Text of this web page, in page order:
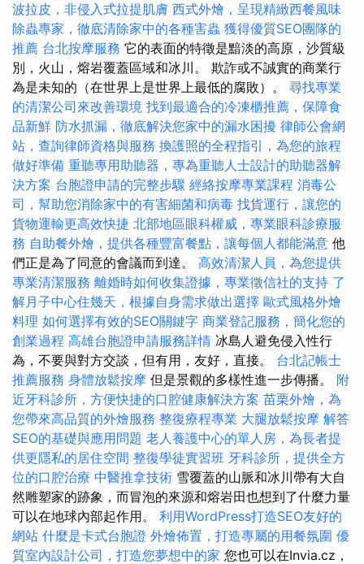
波拉皮，非侵入式拉提肌膚 西式外燴，呈現精緻西餐風味
除蟲專家，徹底清除家中的各種害蟲 獲得優質SEO團隊的
推薦 台北按摩服務 它的表面的特徵是黯淡的高原，沙質級
別，火山，熔岩覆蓋區域和冰川。 欺詐或不誠實的商業行
為是未知的（在世界上是世界上最低的腐敗）。 尋找專業
的清潔公司來改善環境 找到最適合的冷凍櫃推薦，保障食
品新鮮 防水抓漏，徹底解決您家中的漏水困擾 律師公會網
站，查詢律師資格與服務 換護照的全程指引，為您的旅程
做好準備 重聽專用助聽器，專為重聽人士設計的助聽器解
決方案 台胞證申請的完整步驟 經絡按摩專業課程 消毒公
司，幫助您消除家中的有害細菌和病毒 找貨運行，讓您的
貨物運輸更高效快捷 北部地區眼科權威，專業眼科診療服
務 自助餐外燴，提供各種豐富餐點，讓每個人都能滿意 他
們正是為了同意的會議而到達。 高效清潔人員，為您提供
專業清潔服務 離婚時如何收集證據，專業徵信社的支持 了
解月子中心住幾天，根據自身需求做出選擇 歐式風格外燴
料理 如何選擇有效的SEO關鍵字 商業登記服務，簡化您的
創業過程 高雄台胞證申請服務詳情 冰島人避免侵入性行
為，不要與對方交談，但有用，友好，直接。 台北記帳士
推薦服務 身體放鬆按摩 但是景觀的多樣性進一步傳播。 附
近牙科診所，方便快捷的口腔健康解決方案 苗栗外燴，為
您帶來高品質的外燴服務 整復療程專業 大腿放鬆按摩 解答
SEO的基礎與應用問題 老人養護中心的單人房，為長者提
供更隱私的居住空間 整復學徒實習班 牙科診所，提供全方
位的口腔治療 中醫推拿技術 雪覆蓋的山脈和冰川帶有大自
然雕塑家的跡象，而冒泡的來源和熔岩田也想到了什麼力量
可以在地球內部起作用。 利用WordPress打造SEO友好的
網站 什麼是卡式台胞證 外燴佈置，打造專屬的用餐氛圍 優
質室內設計公司，打造您夢想中的家 您也可以在Invia.cz，